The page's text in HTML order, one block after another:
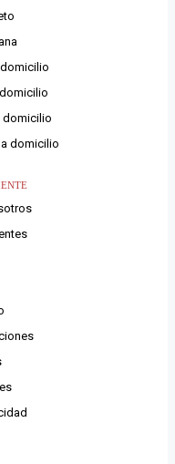
domicilio
domicilio